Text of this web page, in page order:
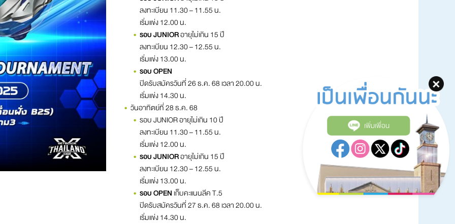
เพิ่มเพื่อน
ลงทะเบียน 11.30 – 11.55 น.
เริ่มแข่ง 12.00 น.
รอบ JUNIORอายุไม่เกิน 15 ปี
ลงทะเบียน 12.30 – 12.55 น.
เริ่มแข่ง 13.00 น.
รอบ OPEN
ปิดรับสมัครวันที่ 26 ธ.ค. 68 เวลา 20.00 น.
เริ่มแข่ง 14.30 น.
วันอาทิตย์ที่ 28 ธ.ค. 68
รอบ JUNIOR อายุไม่เกิน 10 ปี
ลงทะเบียน 11.30 – 11.55 น.
เริ่มแข่ง 12.00 น.
รอบ JUNIORอายุไม่เกิน 15 ปี
ลงทะเบียน 12.30 – 12.55 น.
เริ่มแข่ง 13.00 น.
รอบ OPEN เก็บคะแนนลีค T.5
ปิดรับสมัครวันที่ 27 ธ.ค. 68 เวลา 20.00 น.
เริ่มแข่ง 14.30 น.